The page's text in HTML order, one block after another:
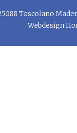
Toscolano
Webdesign